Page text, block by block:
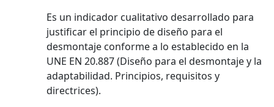
Es un indicador cualitativo desarrollado para
justificar el principio de diseño para el
desmontaje conforme a lo establecido en la
UNE EN 20.887 (Diseño para el desmontaje y la
adaptabilidad. Principios, requisitos y
directrices).